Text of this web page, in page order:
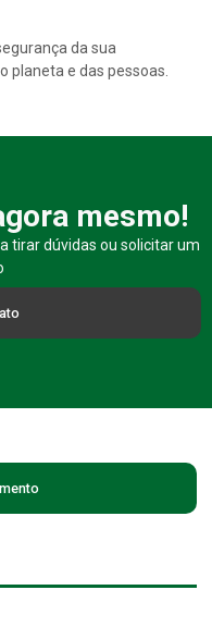
da sua
planeta e das pessoas.
mesmo!
tirar dúvidas ou solicitar um